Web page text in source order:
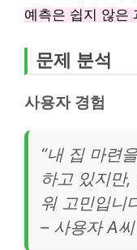
예측은 쉽지 않은
문제 분석
사용자 경험
“내 집 마련
하고 있지만
워 고민입니
– 사용자 A씨